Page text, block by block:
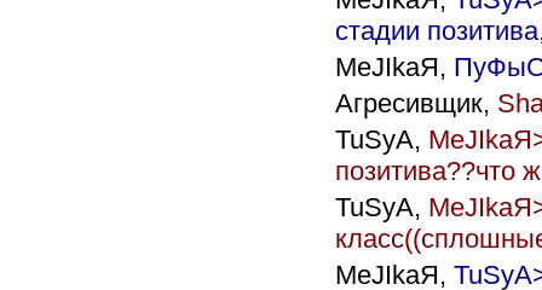
стадии
MeJIkaЯ,
Агресивщик,
TuSyA,
позитива??что
TuSyA,
MeJIkaЯ,